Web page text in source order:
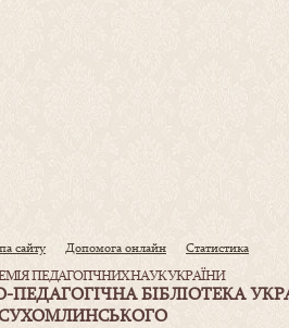
сайту Допомога онлайн Статистика
ПЕДАГОГІЧНИХ НАУК УКРАЇНИ
БІБЛІОТЕКА